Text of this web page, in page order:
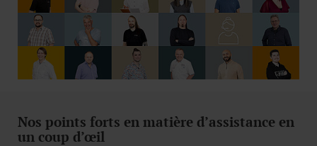
Nos points forts en matière d’assistance en
un coup d’œil